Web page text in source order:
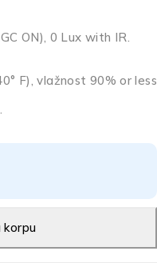
ON), 0 Lux with IR.
F), vlažnost 90% or less
korpu